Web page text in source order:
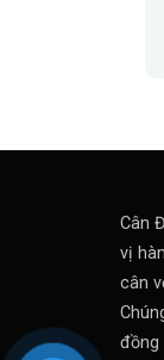
Cân
vị
cân
đồng